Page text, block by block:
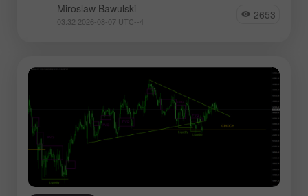
Miroslaw Bawulski
03:32 2026-08-07 UTC--4 2653